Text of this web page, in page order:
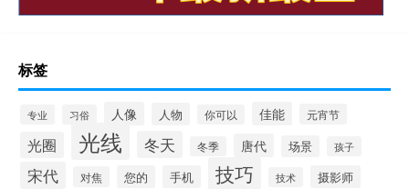
标签
专业 习俗 人像 人物 你可以 佳能 元宵节
光圈 光线 冬天 冬季 唐代 场景 孩子
宋代 对焦 您的 手机 技巧 技术 摄影师